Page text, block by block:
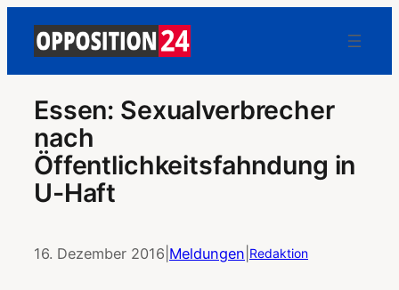
Essen: Sexualverbrecher
nach
Öffentlichkeitsfahndung in
U-Haft
16. Dezember 2016 Meldungen Redaktion